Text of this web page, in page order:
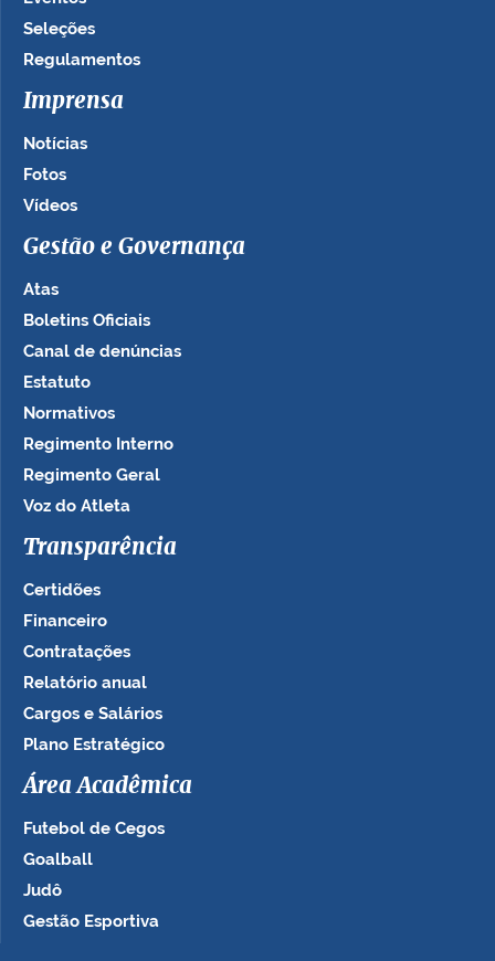
Seleções
Regulamentos
Imprensa
Notícias
Fotos
Vídeos
Gestão e Governança
Atas
Boletins Oficiais
Canal de denúncias
Estatuto
Normativos
Regimento Interno
Regimento Geral
Voz do Atleta
Transparência
Certidões
Financeiro
Contratações
Relatório anual
Cargos e Salários
Plano Estratégico
Área Acadêmica
Futebol de Cegos
Goalball
Judô
Gestão Esportiva